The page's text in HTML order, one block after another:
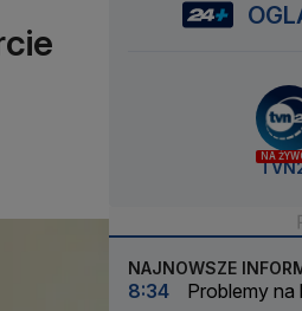
NA
NAJNOWSZE
8:34
Problemy na